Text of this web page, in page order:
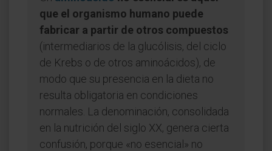
que el organismo humano puede
fabricar a partir de otros compuestos
(intermediarios de la glucólisis, del ciclo
de Krebs o de otros aminoácidos), de
modo que su presencia en la dieta no
resulta obligatoria en condiciones
normales. La denominación, consolidada
en la nutrición del siglo XX, genera cierta
confusión, porque «no esencial» no